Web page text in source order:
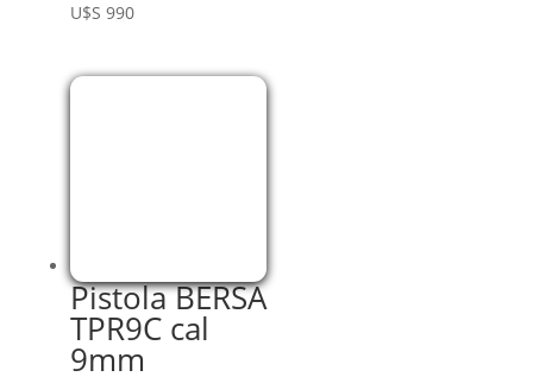
U$S 990
Pistola BERSA
TPR9C cal
9mm